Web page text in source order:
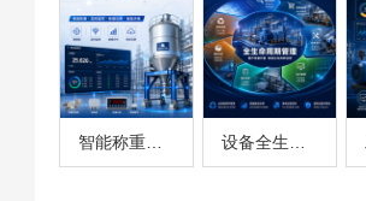
智能称重系统案例